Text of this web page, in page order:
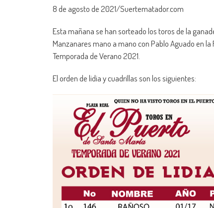
8 de agosto de 2021/Suertematador.com
Esta mañana se han sorteado los toros de la
Manzanares mano a mano con Pablo Aguado en
Temporada de Verano 2021.
El orden de lidia y cuadrillas son los siguientes: